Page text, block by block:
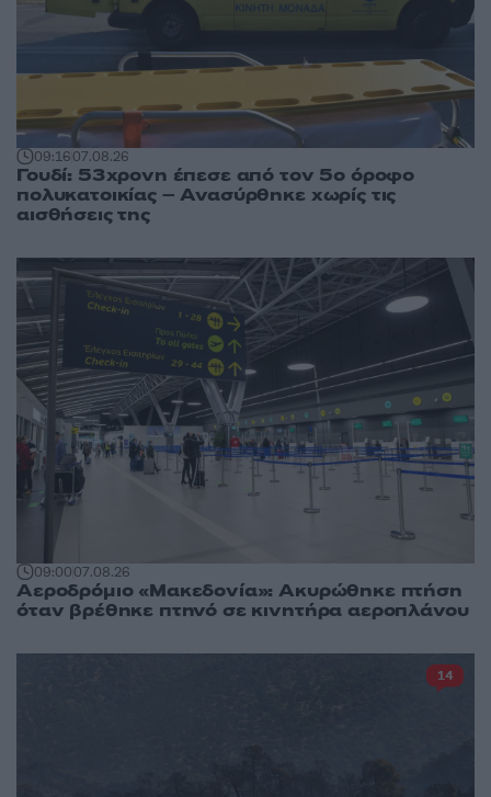
09:1607.08.26
Γουδί: 53χρονη έπεσε από τον 5ο όροφο
πολυκατοικίας – Ανασύρθηκε χωρίς τις
αισθήσεις της
09:0007.08.26
Αεροδρόμιο «Μακεδονία»: Ακυρώθηκε πτήση
όταν βρέθηκε πτηνό σε κινητήρα αεροπλάνου
14